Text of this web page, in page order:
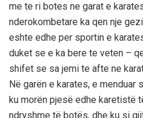
me te ri botes ne garat e
nderokombetare ka qen nje
eshte edhe per sportin e
duket se e ka bere te veten –
shifet se sa jemi te afte ne
Në garën e karates, e
ku morën pjesë edhe karetistë
ndryshme të botës, dhe ku si